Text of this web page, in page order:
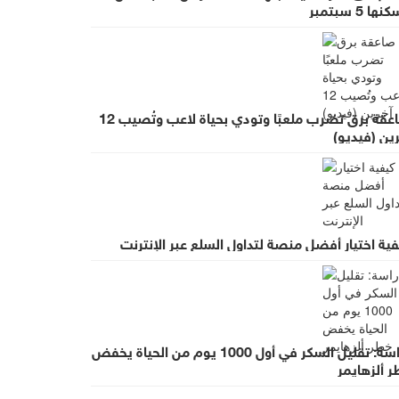
5 سبتمبر
صاعقة برق تضرب ملعبًا وتودي بحياة لاعب وتُصيب 12
(فيديو)
اختيار أفضل منصة لتداول السلع عبر الإنترنت
دراسة: تقليل السكر في أول 1000 يوم من الحياة يخفض
ألزهايمر